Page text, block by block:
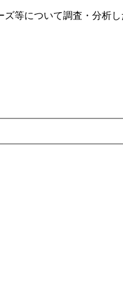
等について調査・分析